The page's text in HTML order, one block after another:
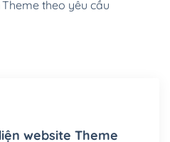
site Wordpress(+100,000₫)
.net .org (1 năm)
theo yêu cầu
website Theme